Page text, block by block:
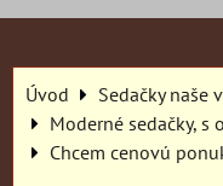
Úvod
Sedačky naše
Moderné sedačky, s
Chcem cenovú